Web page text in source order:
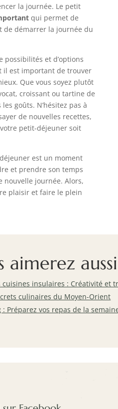
la journée. Le petit
qui permet de
de démarrer la journée du
et d’options
il est important de trouver
Que vous soyez plutôt
croissant ou tartine de
goûts. N’hésitez pas à
de nouvelles recettes,
petit-déjeuner soit
est un moment
et prendre son temps
nouvelle journée. Alors,
plaisir et faire le plein
aimerez aussi
cuisines insulaires : Créativité et
culinaires du Moyen-Orient
: Préparez vos repas de la